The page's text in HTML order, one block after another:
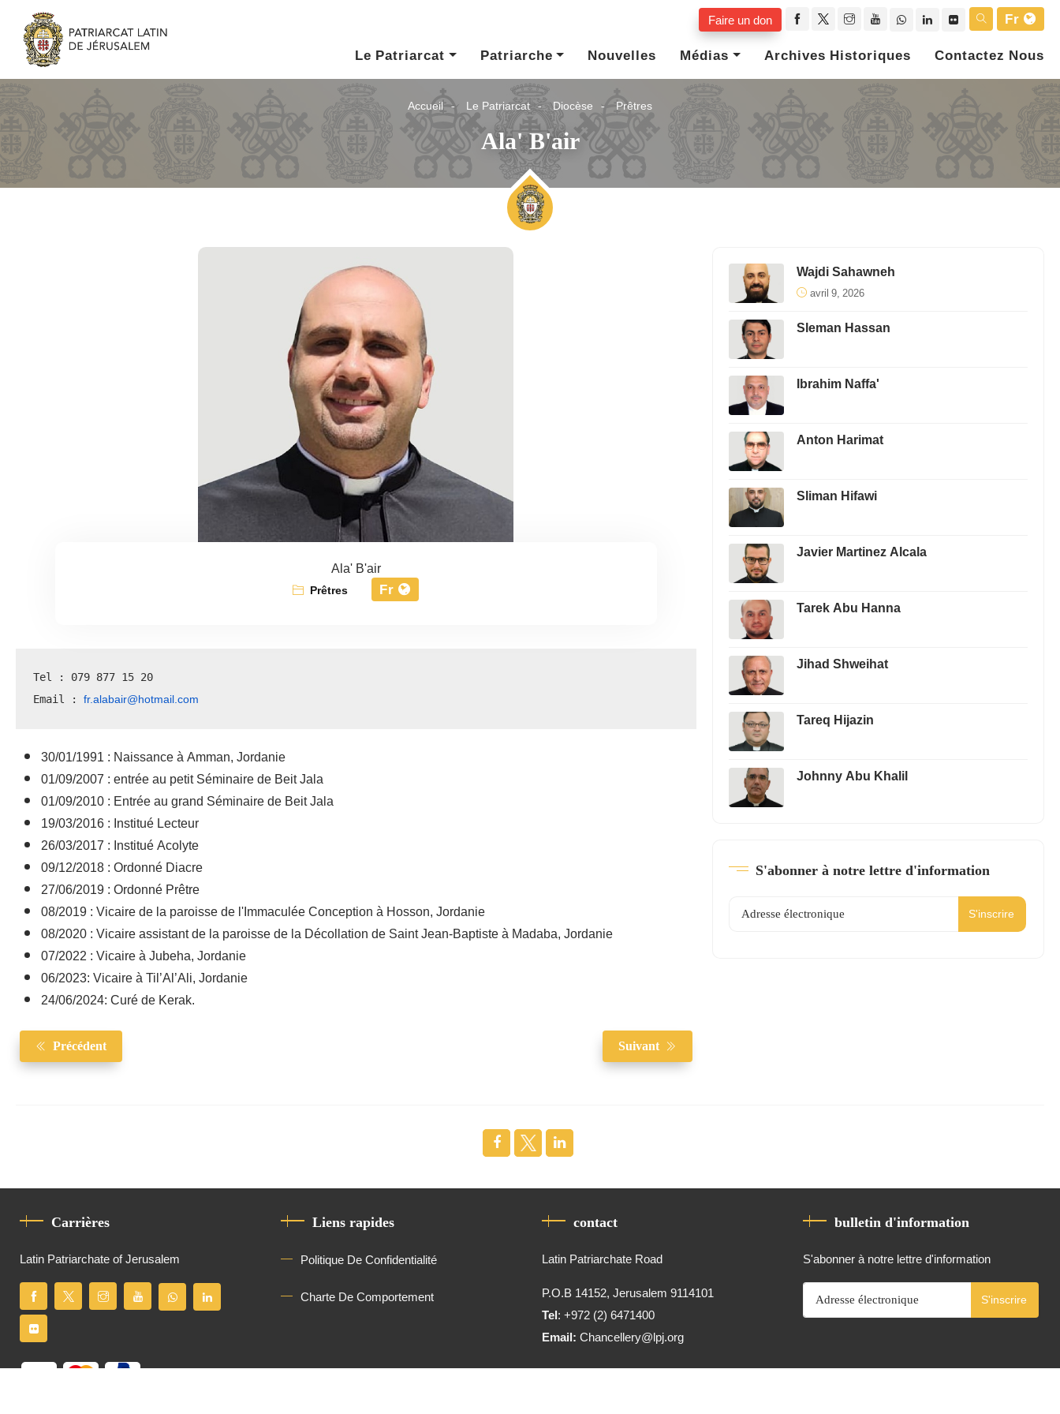
Faire un don
Fr
Le Patriarcat
Patriarche Nouvelles Médias Archives Historiques Contactez Nous
Accueil Le Patriarcat Diocèse Prêtres
Ala' B'air
Ala' B'air
Prêtres Fr
Tel : 079 877 15 20
Email : fr.alabair@hotmail.com
30/01/1991 : Naissance à Amman, Jordanie
01/09/2007 : entrée au petit Séminaire de Beit Jala
01/09/2010 : Entrée au grand Séminaire de Beit Jala
19/03/2016 : Institué Lecteur
26/03/2017 : Institué Acolyte
09/12/2018 : Ordonné Diacre
27/06/2019 : Ordonné Prêtre
08/2019 : Vicaire de la paroisse de l'Immaculée Conception à Hosson, Jordanie
08/2020 : Vicaire assistant de la paroisse de la Décollation de Saint Jean-Baptiste à Madaba, Jordanie
07/2022 : Vicaire à Jubeha, Jordanie
06/2023: Vicaire à Til’Al’Ali, Jordanie
24/06/2024: Curé de Kerak.
Précédent Suivant
Wajdi Sahawneh
avril 9, 2026
Sleman Hassan
Ibrahim Naffa'
Anton Harimat
Sliman Hifawi
Javier Martinez Alcala
Tarek Abu Hanna
Jihad Shweihat
Tareq Hijazin
Johnny Abu Khalil
S'abonner à notre lettre d'information
S'inscrire
Carrières
Latin Patriarchate of Jerusalem
Liens rapides
Politique De Confidentialité
Charte De Comportement
contact
Latin Patriarchate Road
P.O.B 14152, Jerusalem 9114101
Tel: +972 (2) 6471400
Email:Chancellery@lpj.org
bulletin d'information
S'abonner à notre lettre d'information
S'inscrire